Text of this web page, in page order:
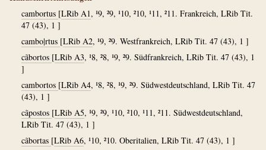
cambortus [LRib A1, ¹9, ²9, ¹10, ²10, ¹11, ²11. Frankreich, LRib Tit.
47 (43), 1 ]
cambo|rtus [LRib A2, ¹9, ²9. Westfrankreich, LRib Tit. 47 (43), 1 ]
cãbortos [LRib A3, ¹8, ²8, ¹9, ²9. Südfrankreich, LRib Tit. 47 (43), 1
]
cambortos [LRib A4, ¹8, ²8, ¹9, ²9. Südwestdeutschland, LRib Tit. 47
(43), 1 ]
cãpostos [LRib A5, ¹9, ²9, ¹10, ²10, ¹11, ²11. Südwestdeutschland,
LRib Tit. 47 (43), 1 ]
cãbortas [LRib A6, ¹10, ²10. Oberitalien, LRib Tit. 47 (43), 1 ]